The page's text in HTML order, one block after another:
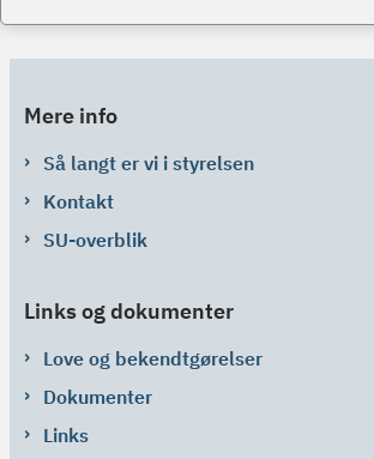
Mere info
Så langt er vi i styrelsen
Kontakt
SU-overblik
Links og dokumenter
Love og bekendtgørelser
Dokumenter
Links